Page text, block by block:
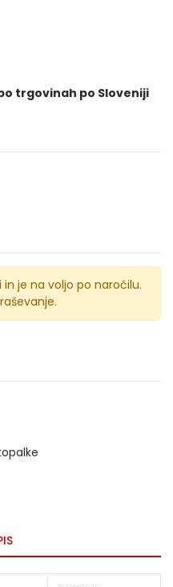
trgovinah po Sloveniji
je na voljo po naročilu.